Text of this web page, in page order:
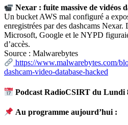
Nexar : fuite massive de vidéos
Un bucket AWS mal configuré a
enregistrées par des dashcams
Microsoft, Google et le NYPD
d’accès.
Source : Malwarebytes
https://www.malwarebytes.com/
dashcam-video-database-hacked
Podcast RadioCSIRT du Lundi
Au programme aujourd’hui :